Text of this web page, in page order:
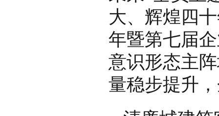
大、辉煌四
年暨第七届
意识形态主
量稳步提升